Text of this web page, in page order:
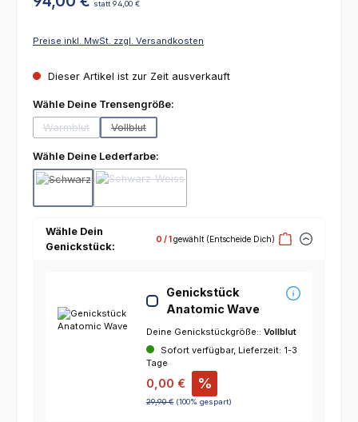
statt 94,00 €
Preise inkl. MwSt. zzgl. Versandkosten
Dieser Artikel ist zur Zeit ausverkauft
Wähle Deine Trensengröße:
Warmblut
(Diese Option ist zurzeit nicht verfügbar.)
Vollblut
(Diese Option ist zurzeit nicht verfügbar.)
Wähle Deine Lederfarbe:
Wähle Dein
Genickstück:
0 / 1gewählt (Entscheide Dich)
Genickstück
Anatomic Wave
Deine Genickstückgröße::Vollblut
Sofort verfügbar, Lieferzeit: 1-3
Tage
0,00 € %
29,90 € (100% gespart)